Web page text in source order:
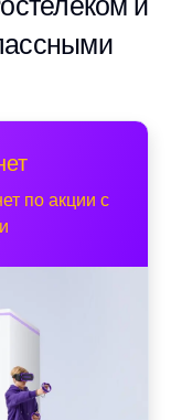
по акции с